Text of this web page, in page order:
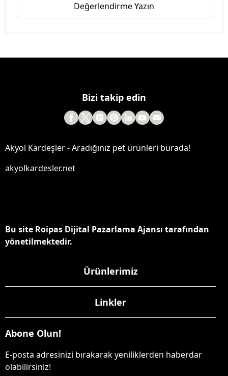
Değerlendirme Yazın
Bizi takip edin
Akyol Kardeşler - Aradığınız pet ürünleri burada!
akyolkardesler.net
Bu site Roipas Dijital Pazarlama Ajansı tarafından
yönetilmektedir.
Ürünlerimiz
Linkler
Abone Olun!
E-posta adresinizi bırakarak yeniliklerden haberdar
olabilirsiniz!